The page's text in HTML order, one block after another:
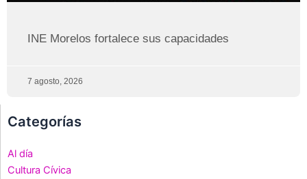
INE Morelos fortalece sus capacidades
7 agosto, 2026
Categorías
Al día
Cultura Cívica